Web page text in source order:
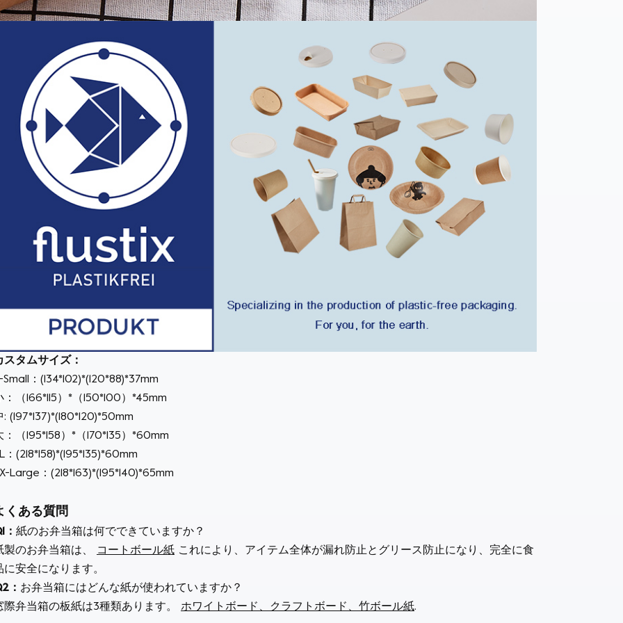
スタムサイズ：
Small：(134*102)*(120*88)*37mm
：（166*115）*（150*100）*45mm
: (197*137)*(180*120)*50mm
：（195*158）*（170*135）*60mm
：(218*158)*(195*135)*60mm
Large：(218*163)*(195*140)*65mm
くある質問
： 紙のお弁当箱は何でできていますか？
製のお弁当箱は、
コートボール紙 これにより、アイテム全体が漏れ防止とグリース防止になり、完全に食
に安全になります。
： お弁当箱にはどんな紙が使われていますか？
際弁当箱の板紙は3種類あります。 ホワイトボード、クラフトボード、竹ボール紙.